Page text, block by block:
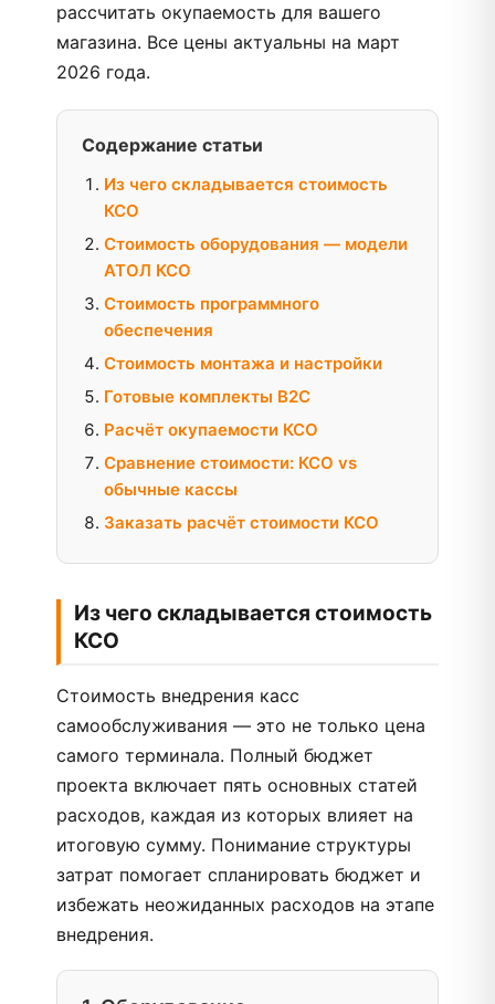
рассчитать окупаемость для вашего
магазина. Все цены актуальны на март
2026 года.
Содержание статьи
Из чего складывается стоимость
КСО
Стоимость оборудования — модели
АТОЛ КСО
Стоимость программного
обеспечения
Стоимость монтажа и настройки
Готовые комплекты B2C
Расчёт окупаемости КСО
Сравнение стоимости: КСО vs
обычные кассы
Заказать расчёт стоимости КСО
Из чего складывается стоимость
КСО
Стоимость внедрения касс
самообслуживания — это не только цена
самого терминала. Полный бюджет
проекта включает пять основных статей
расходов, каждая из которых влияет на
итоговую сумму. Понимание структуры
затрат помогает спланировать бюджет и
избежать неожиданных расходов на этапе
внедрения.